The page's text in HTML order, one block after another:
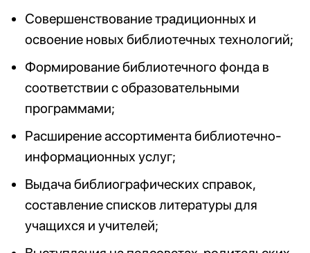
Совершенствование традиционных и
освоение новых библиотечных технологий;
Формирование библиотечного фонда в
соответствии с образовательными
программами;
Расширение ассортимента библиотечно-
информационных услуг;
Выдача библиографических справок,
составление списков литературы для
учащихся и учителей;